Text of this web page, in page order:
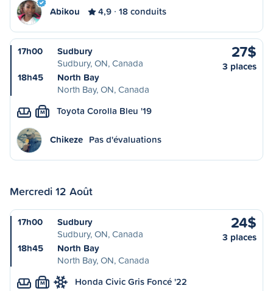
Abikou 4,9 18 conduits
17h00
Sudbury
Sudbury, ON, Canada
18h45
North Bay
North Bay, ON, Canada
27$
3 places
M Toyota Corolla Bleu '19
Chikeze Pas d'évaluations
Mercredi 12 Août
17h00
Sudbury
Sudbury, ON, Canada
18h45
North Bay
North Bay, ON, Canada
24$
3 places
M Honda Civic Gris Foncé '22